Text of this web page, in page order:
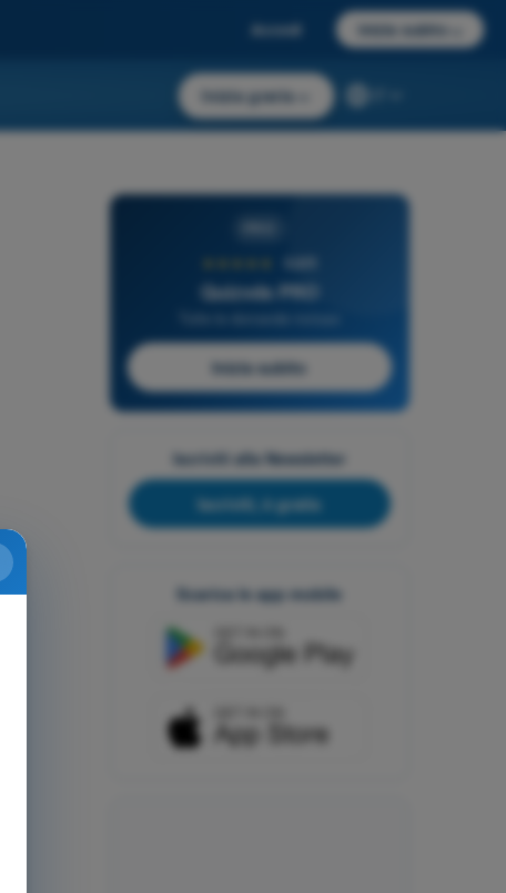
Accedi Inizia subito
Inizia gratis
4,6/5
Quizvds PRO
Inizia subito
Iscriviti alla Newsletter
Iscriviti, è gratis
Scarica le app mobile